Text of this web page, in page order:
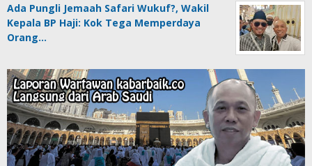
Ada Pungli Jemaah Safari Wukuf?, Wakil
Kepala BP Haji: Kok Tega Memperdaya
Orang…